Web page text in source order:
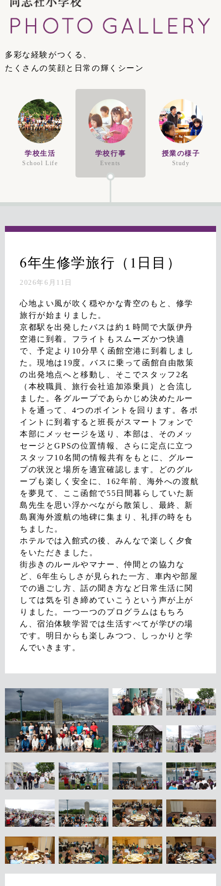
多彩な経験がつくる、
たくさんの笑顔と日常の輝くシーン
学校生活
School Life
学校行事
Events
授業の様子
Study
6年生修学旅行（1日目）
2026年6月11日
心地よい風が吹く穏やかな青空のもと、修学
旅行が始まりました。
京都駅を出発したバスは約１時間で大阪伊丹
空港に到着。フライトもスムーズかつ快適
で、予定より10分早く函館空港に到着しまし
た。現地は19度。バスに乗って函館自由散策
の出発地点へと移動し、そこでスタッフ2名
（本校職員、旅行会社追加添乗員）と合流し
ました。各グループであらかじめ決めたルー
トを通って、4つのポイントを回ります。各ポ
イントに到着すると班長がスマートフォンで
本部にメッセージを送り、本部は、そのメッ
セージとGPSの位置情報、さらに定点に立つ
スタッフ10名間の情報共有をもとに、グルー
プの状況と場所を適宜確認します。どのグル
ープも楽しく安全に、162年前、海外への渡航
を夢見て、ここ函館で55日間暮らしていた新
島先生を思い浮かべながら散策し、最終、新
島襄海外渡航の地碑に集まり、礼拝の時をも
ちました。
ホテルでは入館式の後、みんなで楽しく夕食
をいただきました。
街歩きのルールやマナー、仲間との協力な
ど、6年生らしさが見られた一方、車内や部屋
での過ごし方、話の聞き方など日常生活に関
しては気を引き締めていこうという声が上が
りました。一つ一つのプログラムはもちろ
ん、宿泊体験学習では生活すべてが学びの場
です。明日からも楽しみつつ、しっかりと学
んでいきます。